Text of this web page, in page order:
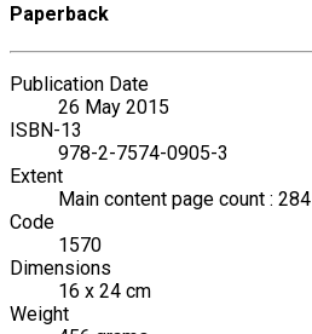
Paperback
Publication Date
26 May 2015
ISBN-13
978-2-7574-0905-3
Extent
Main content page count : 284
Code
1570
Dimensions
16 x 24 cm
Weight